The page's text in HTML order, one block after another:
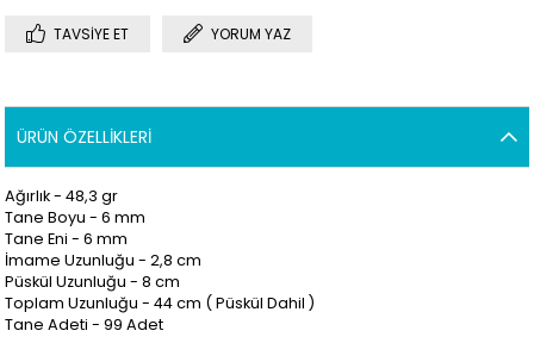
TAVSIYE ET YORUM YAZ
ÜRÜN ÖZELLIKLERI
Ağırlık - 48,3 gr
Tane Boyu - 6 mm
Tane Eni - 6 mm
İmame Uzunluğu - 2,8 cm
Püskül Uzunluğu - 8 cm
Toplam Uzunluğu - 44cm ( Püskül Dahil )
Tane Adeti - 99 Adet